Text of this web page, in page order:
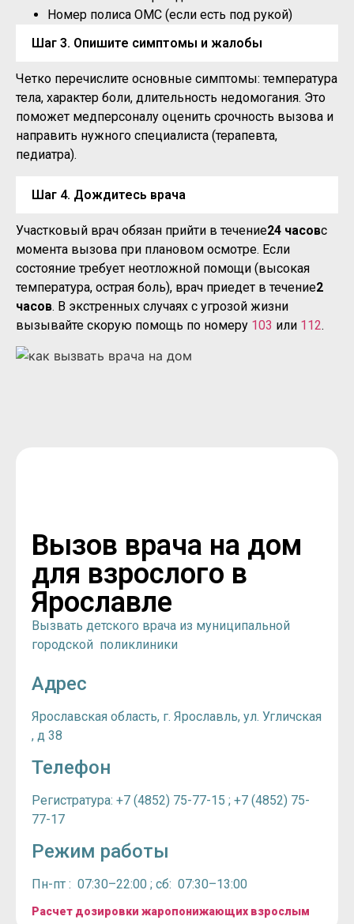
Номер полиса ОМС (если есть под рукой)
Шаг 3. Опишите симптомы и жалобы
Четко перечислите основные симптомы: температура
тела, характер боли, длительность недомогания. Это
поможет медперсоналу оценить срочность вызова и
направить нужного специалиста (терапевта,
педиатра).
Шаг 4. Дождитесь врача
Участковый врач обязан прийти в течение24 часовс
момента вызова при плановом осмотре. Если
состояние требует неотложной помощи (высокая
температура, острая боль), врач приедет в течение2
часов. В экстренных случаях с угрозой жизни
вызывайте скорую помощь по номеру 103 или 112.
Вызов врача на дом
для взрослого в
Ярославле
Вызвать детского врача из муниципальной
городской поликлиники
Адрес
Ярославская область, г. Ярославль, ул. Угличская
, д 38
Телефон
Регистратура: +7 (4852) 75-77-15 ; +7 (4852) 75-
77-17
Режим работы
Пн-пт : 07:30–22:00 ; сб: 07:30–13:00
Расчет дозировки жаропонижающих взрослым